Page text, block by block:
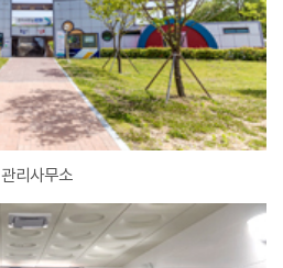
관리사무소